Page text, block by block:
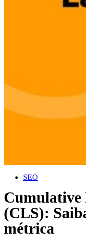
SEO
(CLS):
métrica